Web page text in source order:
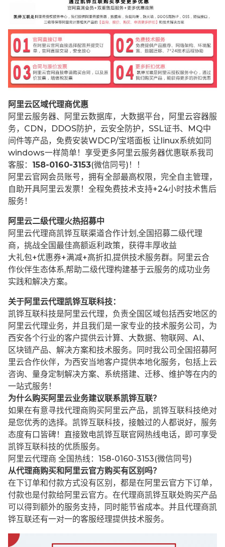
阿里云区域代理商优惠
阿里云服务器、阿里云数据库，大数据平台，阿里云容器服
务，CDN，DDOS防护，云安全防护，SSL证书、MQ中
间件等产品，免费安装WDCP/宝塔面板 让 linux系统如同
windows一样简单！享受更多阿里云服务器优惠联系我司
客服： 158-0160-3153(微信同号)！！
阿里云官网会员账号，拥有全部最高权限，完全自主管理，
自助开具阿里云发票！全程免费技术支持+24小时技术售后
服务！
阿里云二级代理火热招募中
阿里云代理商凯铧互联渠道合作计划,全国招募二级代理
商，挑战全国最佳高额返利政策，获得丰厚收益
大礼包+优惠券+满减+高折扣,提供技术服务群。阿里云合
作伙伴生态体系,帮助二级代理构建基于云服务的成功业务
实践和解决方案。
关于阿里云代理凯铧互联科技：
凯铧互联科技是阿里云代理，负责全国区域包括西安地区的
阿里云代理业务，并且我们是一家专业的技术服务公司，为
西安各个行业的客户提供云计算、大数据、物联网、AI、
区块链产品、解决方案和技术服务。同时我公司全国招募阿
里云合作伙伴，为西安当地客户提供本地化服务，包括上云
咨询、量身定制解决方案、系统搭建、迁移、维护等在内的
一站式服务！
为什么购买阿里云业务建议联系凯铧互联？
如果在有意寻找代理商购买阿里云产品，凯铧互联科技绝对
是您优秀的选择。凯铧互联科技，接触过的人都说好，服务
态度有口皆碑！直接致电凯铧互联官网热线电话，即可享受
凯铧互联科技的优质服务。
阿里云代理商 全国热线：158-0160-3153(微信同号)
从代理商购买和阿里云官方购买有区别吗？
在下订单和付款方式没有区别，都是在阿里云官方下订单，
付款也是付款给阿里云官方。在代理商凯铧互联处购买产品
可以得到额外的服务支持，同时能节省成本。并且代理商凯
铧互联还有一对一的客服经理提供技术服务。